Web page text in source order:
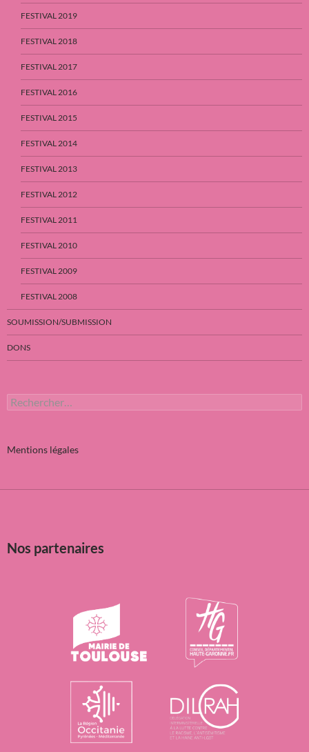
FESTIVAL 2019
FESTIVAL 2018
FESTIVAL 2017
FESTIVAL 2016
FESTIVAL 2015
FESTIVAL 2014
FESTIVAL 2013
FESTIVAL 2012
FESTIVAL 2011
FESTIVAL 2010
FESTIVAL 2009
FESTIVAL 2008
SOUMISSION/SUBMISSION
DONS
Rechercher :
Mentions légales
Nos partenaires